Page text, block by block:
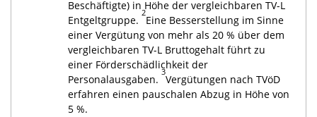
Beschäftigte) in Höhe der vergleichbaren TV-L
Entgeltgruppe.
2
Eine Besserstellung im Sinne
einer Vergütung von mehr als 20 % über dem
vergleichbaren TV-L Bruttogehalt führt zu
einer Förderschädlichkeit der
Personalausgaben.
3
Vergütungen nach TVöD
erfahren einen pauschalen Abzug in Höhe von
5 %.